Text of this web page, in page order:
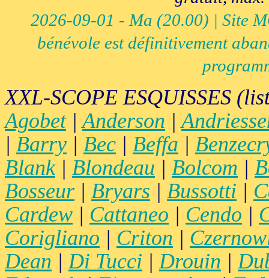
2026-09-01 - Ma (20.00) | Site
bénévole est définitivement
XXL-SCOPE ESQUISSES
Agobet|Anderson |
| Barry | Bec | Beffa |
Blank| Blondeau | Bolcom |
Bosseur | Bryars | Bussotti |
Cardew | Cattaneo | Cendo |
Corigliano | Criton |
Dean | Di Tucci | Drouin |